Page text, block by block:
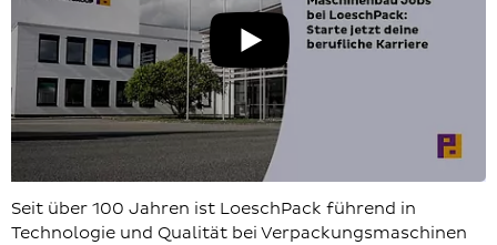
Seit über 100 Jahren ist LoeschPack führend in
Technologie und Qualität bei Verpackungsmaschinen